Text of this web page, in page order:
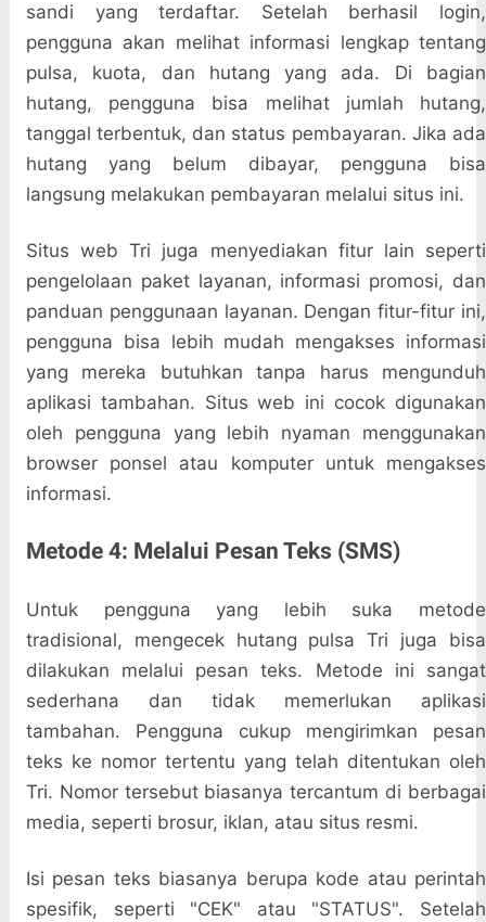
sandi yang terdaftar. Setelah berhasil login,
pengguna akan melihat informasi lengkap tentang
pulsa, kuota, dan hutang yang ada. Di bagian
hutang, pengguna bisa melihat jumlah hutang,
tanggal terbentuk, dan status pembayaran. Jika ada
hutang yang belum dibayar, pengguna bisa
langsung melakukan pembayaran melalui situs ini.
Situs web Tri juga menyediakan fitur lain seperti
pengelolaan paket layanan, informasi promosi, dan
panduan penggunaan layanan. Dengan fitur-fitur ini,
pengguna bisa lebih mudah mengakses informasi
yang mereka butuhkan tanpa harus mengunduh
aplikasi tambahan. Situs web ini cocok digunakan
oleh pengguna yang lebih nyaman menggunakan
browser ponsel atau komputer untuk mengakses
informasi.
Metode 4: Melalui Pesan Teks (SMS)
Untuk pengguna yang lebih suka metode
tradisional, mengecek hutang pulsa Tri juga bisa
dilakukan melalui pesan teks. Metode ini sangat
sederhana dan tidak memerlukan aplikasi
tambahan. Pengguna cukup mengirimkan pesan
teks ke nomor tertentu yang telah ditentukan oleh
Tri. Nomor tersebut biasanya tercantum di berbagai
media, seperti brosur, iklan, atau situs resmi.
Isi pesan teks biasanya berupa kode atau perintah
spesifik, seperti "CEK" atau "STATUS". Setelah